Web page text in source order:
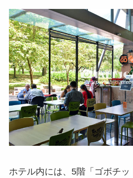
ホテル内には、5階「ゴボチ